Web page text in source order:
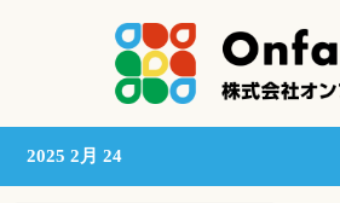
2025 2月 24